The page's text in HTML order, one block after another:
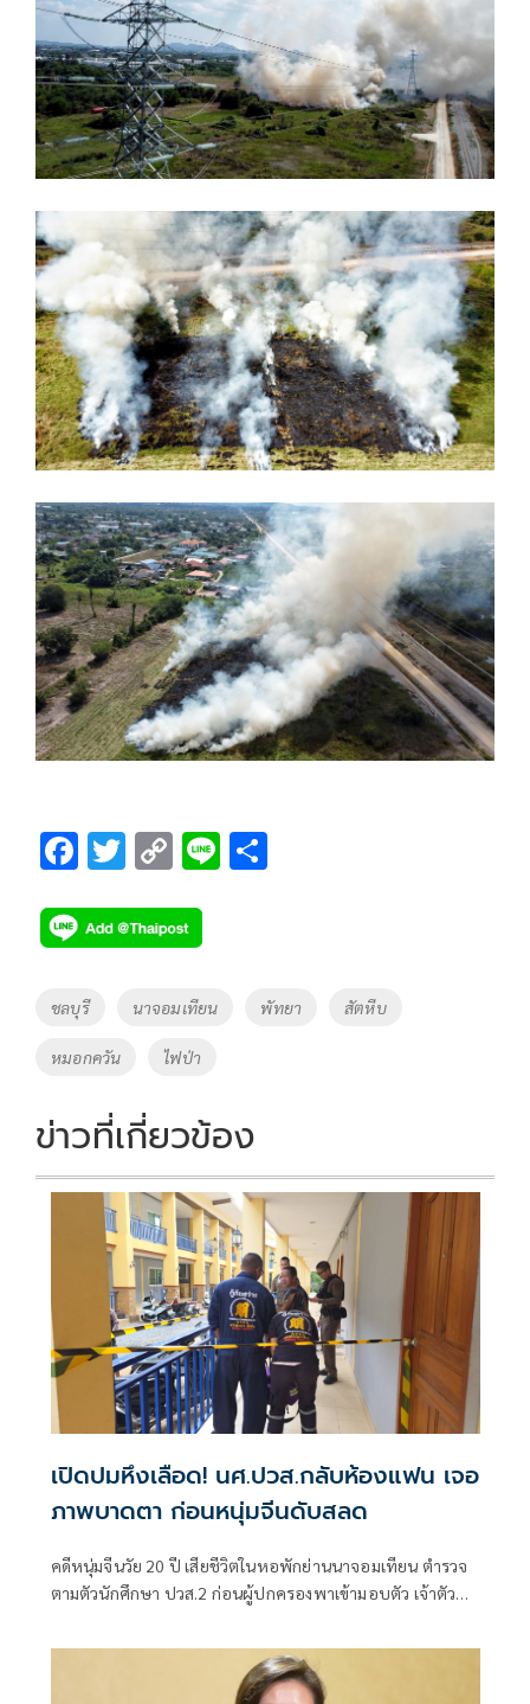
F
e
b
o
k
T
tt
er
C
p
y
Li
n
k
Li
Tags
ชลบุรี นาจอมเทียน พัทยา สัตหีบ
หมอกควัน ไฟป่า
ข่าวที่เกี่ยวข้อง
เปิดปมหึงเลือด! นศ.ปวส.กลับห้องแฟน เจอ
ภาพบาดตา ก่อนหนุ่มจีนดับสลด
คดีหนุ่มจีนวัย 20 ปี เสียชีวิตในหอพักย่านนาจอมเทียน ตำรวจ
ตามตัวนักศึกษา ปวส.2 ก่อนผู้ปกครองพาเข้ามอบตัว เจ้าตัว